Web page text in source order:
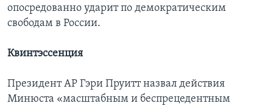
опосредованно ударит по демократическим
свободам в России.
Квинтэссенция
Президент АР Гэри Пруитт назвал действия
Минюста «масштабным и беспрецедентным